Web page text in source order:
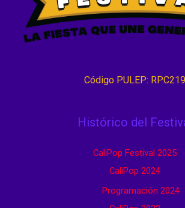
Código PULEP: RPC219
Histórico del
CaliPop Festival 2025
CaliPop 2024
Programación 2024